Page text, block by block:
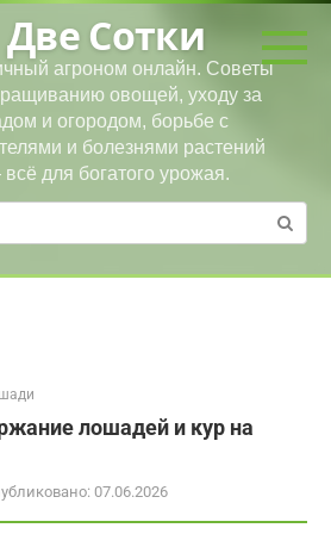
Две Сотки
агроном онлайн. Советы
овощей, уходу за
и огородом, борьбе с
и болезнями растений
для богатого урожая.
лошадей и кур на
07.06.2026